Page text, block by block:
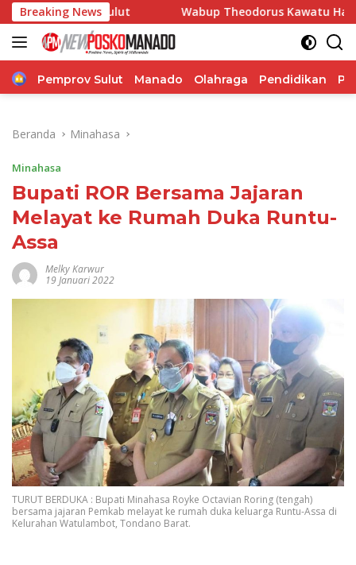
Langsung
ke
konten
Breaking News
Sulut Wabup Theodorus Kawatu Hadiri HUT ke-166
Home
Pemprov Sulut Manado Olahraga Pendidikan
Beranda Minahasa
Minahasa
Bupati ROR Bersama Jajaran
Melayat ke Rumah Duka Runtu-
Assa
Melky Karwur
19 Januari 2022
TURUT BERDUKA : Bupati Minahasa Royke Octavian Roring (tengah)
bersama jajaran Pemkab melayat ke rumah duka keluarga Runtu-Assa di
Kelurahan Watulambot, Tondano Barat.